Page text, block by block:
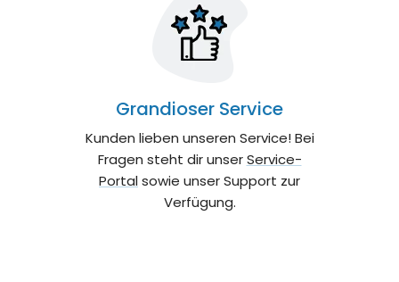
Grandioser Service
Kunden lieben unseren Service! Bei
Fragen steht dir unserService-
Portalsowie unser Support zur
Verfügung.